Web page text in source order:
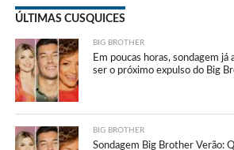
ÚLTIMAS CUSQUICES
BIG BROTHER
Em poucas horas, sondagem já
ser o próximo expulso do Big
BIG BROTHER
Sondagem Big Brother Verão: